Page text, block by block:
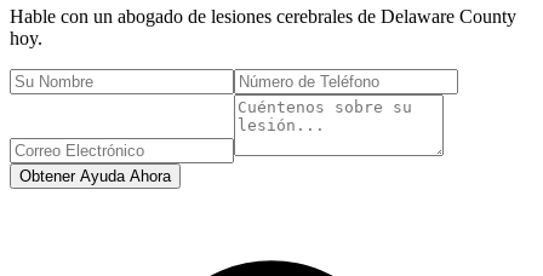
Hable con un abogado de lesiones cerebrales de Delaware County
hoy.
Obtener Ayuda Ahora